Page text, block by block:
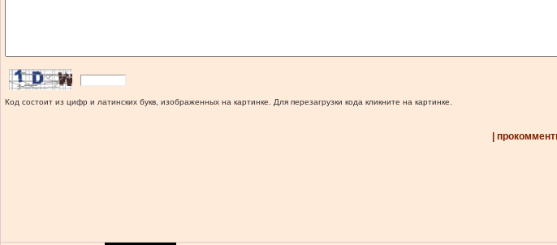
Код состоит из цифр и латинских букв, изображенных на картинке. Для перезагрузки кода кликните на картинке.
|